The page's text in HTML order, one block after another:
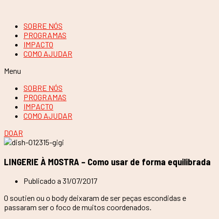
SOBRE NÓS
PROGRAMAS
IMPACTO
COMO AJUDAR
Menu
SOBRE NÓS
PROGRAMAS
IMPACTO
COMO AJUDAR
DOAR
LINGERIE À MOSTRA – Como usar de forma equilibrada
Publicado a 31/07/2017
O soutien ou o body deixaram de ser peças escondidas e
passaram ser o foco de muitos coordenados.